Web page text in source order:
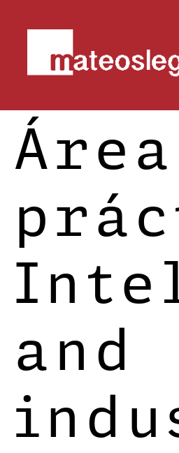
and